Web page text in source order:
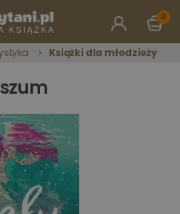
0
Książki dla młodzieży